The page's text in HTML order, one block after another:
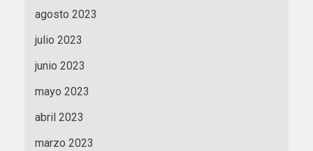
agosto 2023
julio 2023
junio 2023
mayo 2023
abril 2023
marzo 2023